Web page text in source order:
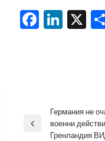
X
Навигация
Previous
Германия не
военни
Гренландия